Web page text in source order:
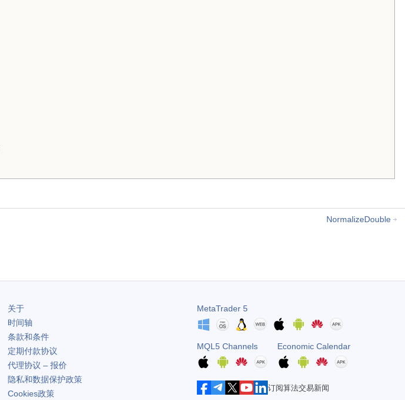
NormalizeDouble
关于
时间轴
条款和条件
定期付款协议
代理协议 – 报价
隐私和数据保护政策
Cookies政策
MetaTrader 5
MQL5 Channels Economic Calendar
订阅算法交易新闻